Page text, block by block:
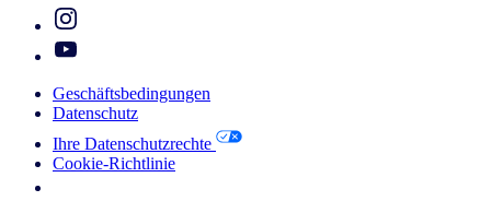
Geschäftsbedingungen
Datenschutz
Ihre Datenschutzrechte
Cookie-Richtlinie